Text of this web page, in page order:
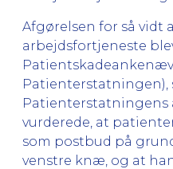
Afgørelsen for så
arbejdsfortjeneste
Patienterstatningen),
Patienterstatningens
vurderede, at
som postbud på
venstre knæ, og at